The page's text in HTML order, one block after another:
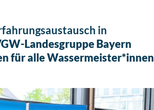
in
Landesgruppe Bayern
für alle Wassermeister*innen